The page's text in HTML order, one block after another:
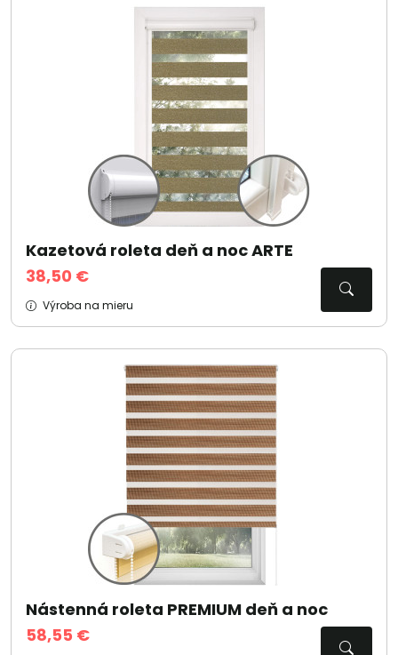
Kazetová roleta deň a noc ARTE
38,50 €
Výroba na mieru
Nástenná roleta PREMIUM deň a noc
58,55 €